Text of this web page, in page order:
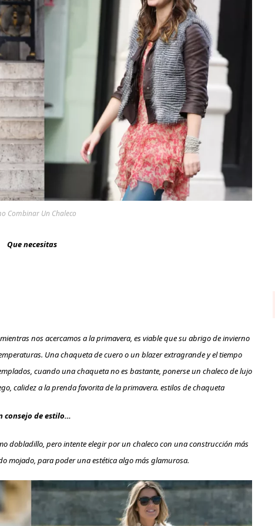
Combinar Un Chaleco
Que necesitas
nos acercamos a la primavera, es viable que su abrigo de invierno
Una chaqueta de cuero o un blazer extragrande y el tiempo
cuando una chaqueta no es bastante, ponerse un chaleco de lujo
calidez a la prenda favorita de la primavera. estilos de chaqueta
consejo de estilo…
dobladillo, pero intente elegir por un chaleco con una construcción más
mojado, para poder una estética algo más glamurosa.